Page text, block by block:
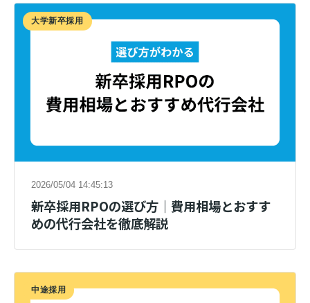
大学新卒採用
2026/05/04 14:45:13
新卒採用RPOの選び方｜費用相場とおすす
めの代行会社を徹底解説
中途採用